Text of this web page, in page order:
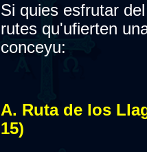
Si quies esfrutar
rutes qu'ufierten
conceyu:
A. Ruta de los
15)